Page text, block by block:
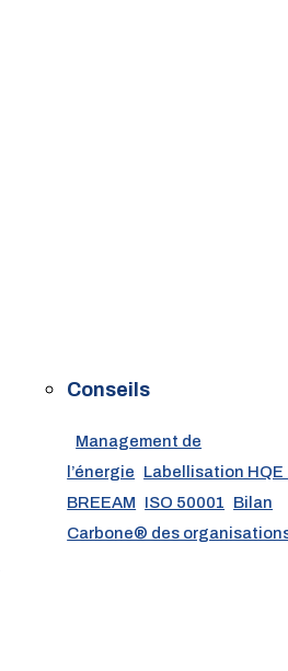
Conseils
Management de
l’énergie Labellisation
BREEAM ISO 50001 Bilan
Carbone® des